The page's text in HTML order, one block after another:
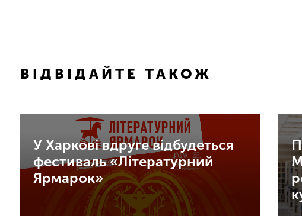
ВІДВІДАЙТЕ ТАКОЖ
У Харкові вдруге відбудеться
фестиваль «Літературний
Ярмарок»